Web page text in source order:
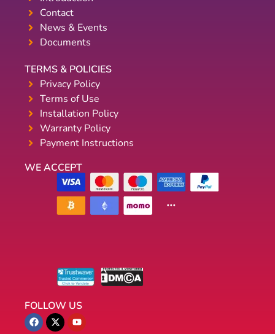
Contact
News & Events
Documents
TERMS & POLICIES
Privacy Policy
Terms of Use
Installation Policy
Warranty Policy
Payment Instructions
WE ACCEPT
FOLLOW US